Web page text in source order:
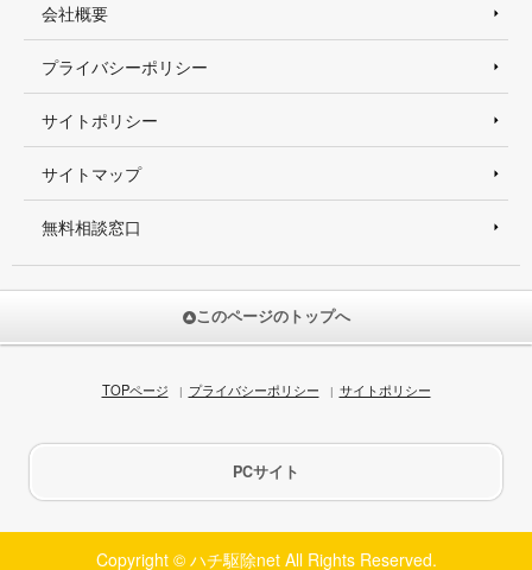
会社概要
プライバシーポリシー
サイトポリシー
サイトマップ
無料相談窓口
このページのトップへ
TOPページ プライバシーポリシー サイトポリシー
PCサイト
Copyright © ハチ駆除net All Rights Reserved.